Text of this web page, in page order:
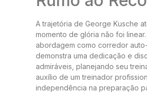
A trajetória de George Kusche
momento de glória não foi linear.
abordagem como corredor
demonstra uma dedicação e
admiráveis, planejando seu
auxílio de um treinador
independência na preparação